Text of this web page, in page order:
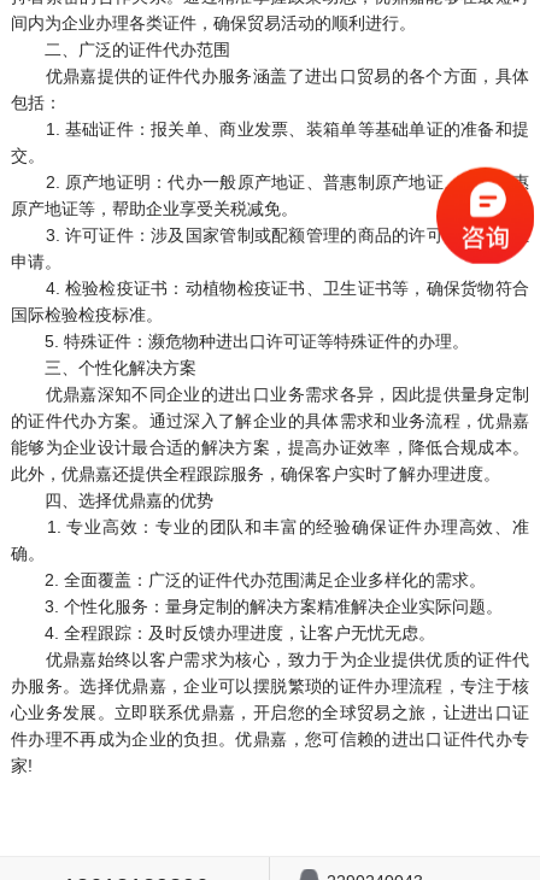
间内为企业办理各类证件，确保贸易活动的顺利进行。
二、广泛的证件代办范围
优鼎嘉提供的证件代办服务涵盖了进出口贸易的各个方面，具体
包括：
1. 基础证件：报关单、商业发票、装箱单等基础单证的准备和提
交。
2. 原产地证明：代办一般原产地证、普惠制原产地证、区域优惠
原产地证等，帮助企业享受关税减免。
3. 许可证件：涉及国家管制或配额管理的商品的许可证和配额证
申请。
4. 检验检疫证书：动植物检疫证书、卫生证书等，确保货物符合
国际检验检疫标准。
5. 特殊证件：濒危物种进出口许可证等特殊证件的办理。
三、个性化解决方案
优鼎嘉深知不同企业的进出口业务需求各异，因此提供量身定制
的证件代办方案。通过深入了解企业的具体需求和业务流程，优鼎嘉
能够为企业设计最合适的解决方案，提高办证效率，降低合规成本。
此外，优鼎嘉还提供全程跟踪服务，确保客户实时了解办理进度。
四、选择优鼎嘉的优势
1. 专业高效：专业的团队和丰富的经验确保证件办理高效、准
确。
2. 全面覆盖：广泛的证件代办范围满足企业多样化的需求。
3. 个性化服务：量身定制的解决方案精准解决企业实际问题。
4. 全程跟踪：及时反馈办理进度，让客户无忧无虑。
优鼎嘉始终以客户需求为核心，致力于为企业提供优质的证件代
办服务。选择优鼎嘉，企业可以摆脱繁琐的证件办理流程，专注于核
心业务发展。立即联系优鼎嘉，开启您的全球贸易之旅，让进出口证
件办理不再成为企业的负担。优鼎嘉，您可信赖的进出口证件代办专
家!